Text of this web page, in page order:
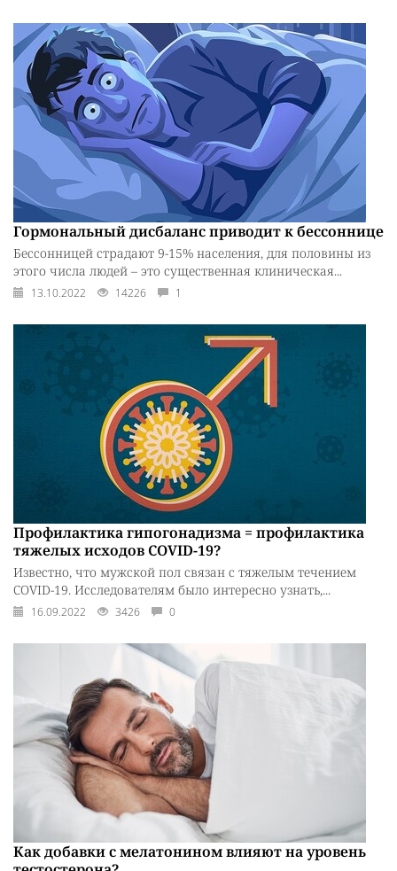
Гормональный дисбаланс приводит к бессоннице
Бессонницей страдают 9-15% населения, для половины из
этого числа людей – это существенная клиническая...
13.10.2022 14226 1
Профилактика гипогонадизма = профилактика
тяжелых исходов COVID-19?
Известно, что мужской пол связан с тяжелым течением
COVID-19. Исследователям было интересно узнать,...
16.09.2022 3426 0
Как добавки с мелатонином влияют на уровень